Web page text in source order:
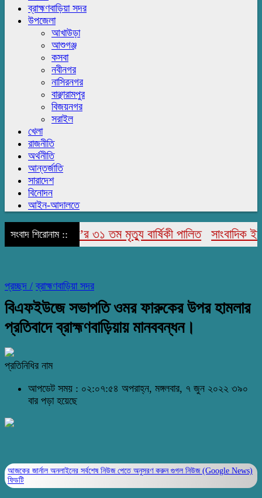
ব্রাহ্মণবাড়িয়া সদর
উপজেলা
আখাউড়া
আশুগঞ্জ
কসবা
নবীনগর
নাসিরনগর
বাঞ্ছারামপুর
বিজয়নগর
সরাইল
খেলা
রাজনীতি
অর্থনীতি
আন্তর্জাতি
সারাদেশ
বিনোদন
আইন-আদালতে
সংবাদ শিরোনাম ::
উদ্দিন আহমেদ’র ৩১ তম মৃত্যু বার্ষিকী পালিত সাংবাদিক
প্রচ্ছদ / ব্রাহ্মণবাড়িয়া সদর
বিএফইউজে সভাপতি ওমর ফারুকের উপর হামলার
প্রতিবাদে ব্রাহ্মণবাড়িয়ায় মানববন্ধন।
প্রতিনিধির নাম
আপডেট সময় : ০২:০৭:৫৪ অপরাহ্ন, মঙ্গলবার, ৭ জুন ২০২২ ৩৯০
বার পড়া হয়েছে
আজকের জার্নাল অনলাইনের সর্বশেষ নিউজ পেতে অনুসরণ করুন গুগল নিউজ (Google News)
ফিডটি